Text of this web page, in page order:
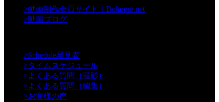
>動画制作会員サイト｜Dokopre.net
>動画ブログ
>Schedule早見表
>タイムスケジュール
>よくある質問（撮影）
>よくある質問（編集）
>お客様の声